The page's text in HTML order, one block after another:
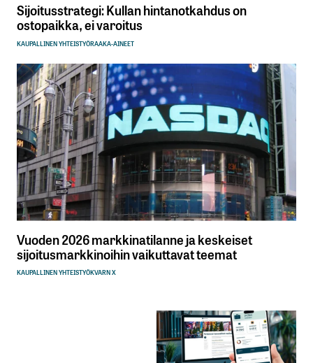
Sijoitusstrategi: Kullan hintanotkahdus on
ostopaikka, ei varoitus
KAUPALLINEN YHTEISTYÖRAAKA-AINEET
Vuoden 2026 markkinatilanne ja keskeiset
sijoitusmarkkinoihin vaikuttavat teemat
KAUPALLINEN YHTEISTYÖKVARN X